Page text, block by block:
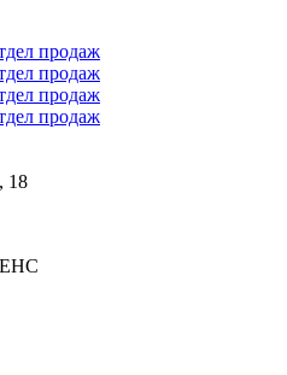
продаж
продаж
продаж
продаж
18